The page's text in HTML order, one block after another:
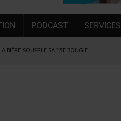
PODCAST SERVICES
BIÈRE SOUFFLE SA 15E BOUGIE
AUGMENTE SA CAPACITÉ DE 50 %
LATINES DE L’ÉTÉ